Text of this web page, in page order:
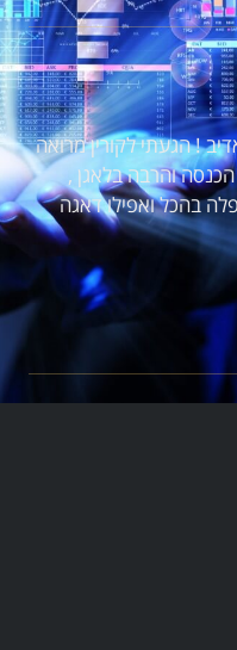
! הגעתי לקורין מרואה
והרבה בלאגן ,
בהכל ואפילו דאגה